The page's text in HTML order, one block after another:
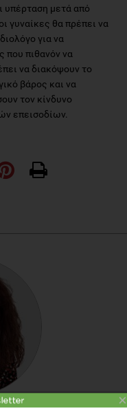
υπέρταση μετά από
γυναίκες θα πρέπει να
για να
που πιθανόν να
να διακόψουν το
βάρος και να
τον κίνδυνο
επεισοδίων.
1-19.
Gynecologists;
Hypertension in
of Obstetricians
in
1122-31.
Pre-eclampsia and
in laterlife:
×